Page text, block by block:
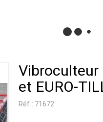
Vibroculteur
et EURO-
Réf : 71672